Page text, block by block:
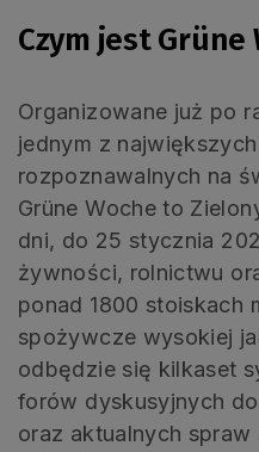
Czym jest Grüne
Organizowane już po
jednym z
rozpoznawalnych na
Grüne Woche to
dni, do 25 stycznia
żywności, rolnictwu
ponad 1800 stoiskach
spożywcze wysokiej
odbędzie się kilkaset
forów dyskusyjnych
oraz aktualnych